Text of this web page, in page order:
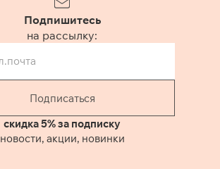
Подпишитесь
на рассылку:
Подписаться
скидка 5% за подписку
новости, акции, новинки